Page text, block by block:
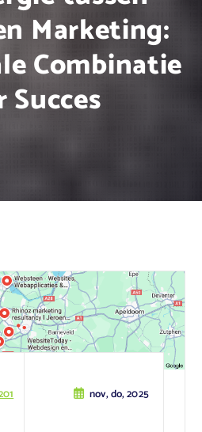
Marketing:
Combinatie
Succes
nov, do, 2025